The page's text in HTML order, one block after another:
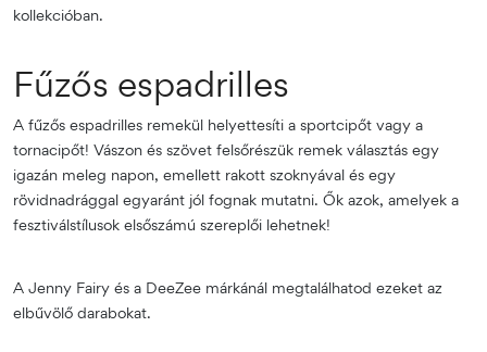
kollekcióban.
Fűzős espadrilles
A fűzős espadrilles remekül helyettesíti a sportcipőt vagy a
tornacipőt! Vászon és szövet felsőrészük remek választás egy
igazán meleg napon, emellett rakott szoknyával és egy
rövidnadrággal egyaránt jól fognak mutatni. Ők azok, amelyek a
fesztiválstílusok elsőszámú szereplői lehetnek!
A Jenny Fairy és a DeeZee márkánál megtalálhatod ezeket az
elbűvölő darabokat.